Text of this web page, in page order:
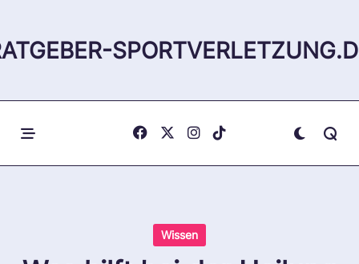
content
Wissen